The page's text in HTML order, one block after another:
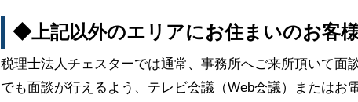
◆上記以外のエリアにお住まいのお客
税理士法人チェスターでは通常、事務所へご来所頂いて
でも面談が行えるよう、テレビ会議（Web会議）またはお